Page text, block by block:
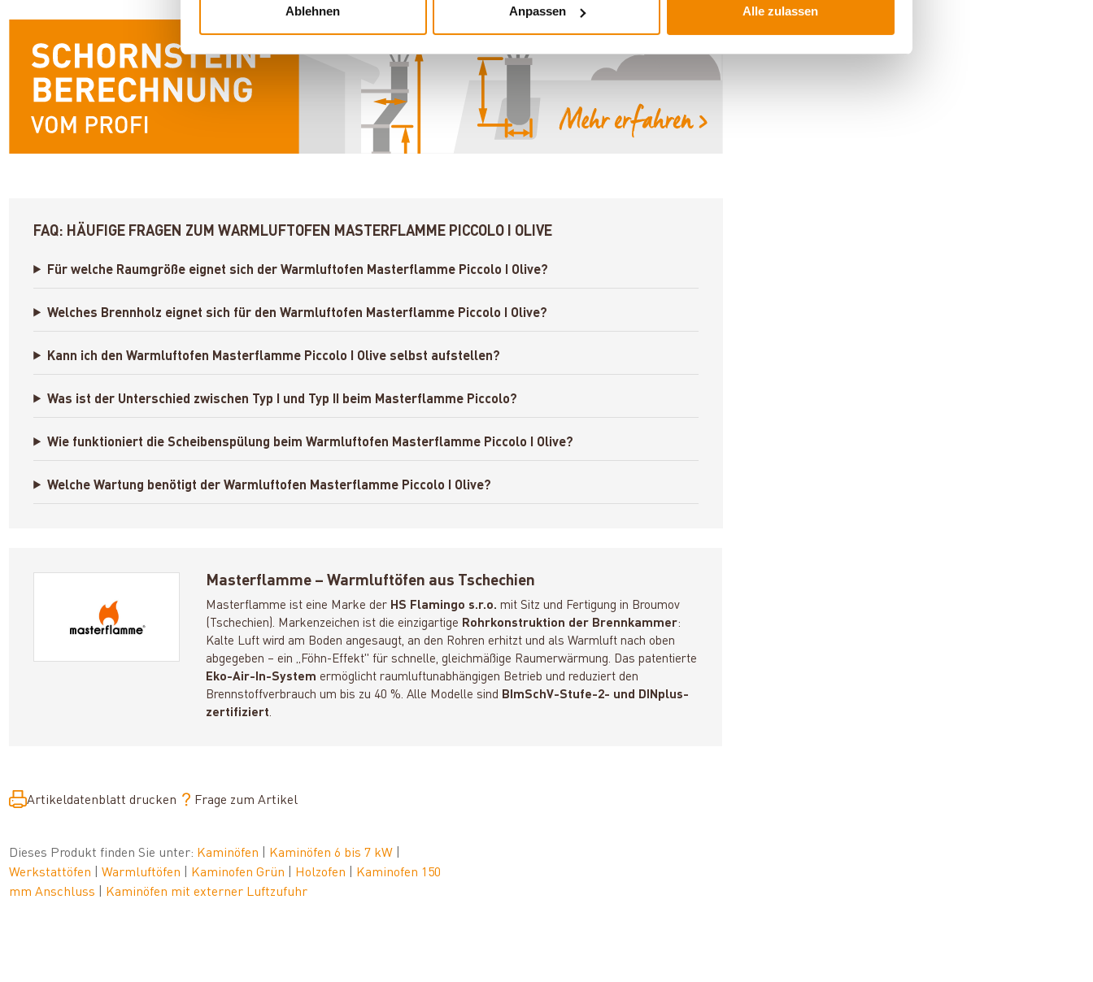
Ablehnen Anpassen Alle zulassen
FAQ: HÄUFIGE FRAGEN ZUM WARMLUFTOFEN MASTERFLAMME PICCOLO I OLIVE
Für welche Raumgröße eignet sich der Warmluftofen Masterflamme Piccolo I Olive?
Welches Brennholz eignet sich für den Warmluftofen Masterflamme Piccolo I Olive?
Kann ich den Warmluftofen Masterflamme Piccolo I Olive selbst aufstellen?
Was ist der Unterschied zwischen Typ I und Typ II beim Masterflamme Piccolo?
Wie funktioniert die Scheibenspülung beim Warmluftofen Masterflamme Piccolo I Olive?
Welche Wartung benötigt der Warmluftofen Masterflamme Piccolo I Olive?
Masterflamme – Warmluftöfen aus Tschechien
Masterflamme ist eine Marke der HS Flamingo s.r.o. mit Sitz und Fertigung in Broumov
(Tschechien). Markenzeichen ist die einzigartige Rohrkonstruktion der Brennkammer:
Kalte Luft wird am Boden angesaugt, an den Rohren erhitzt und als Warmluft nach oben
abgegeben – ein „Föhn-Effekt" für schnelle, gleichmäßige Raumerwärmung. Das patentierte
Eko-Air-In-System ermöglicht raumluftunabhängigen Betrieb und reduziert den
Brennstoffverbrauch um bis zu 40 %. Alle Modelle sind BImSchV-Stufe-2- und DINplus-
zertifiziert.
Artikeldatenblatt drucken Frage zum Artikel
Dieses Produkt finden Sie unter: Kaminöfen Kaminöfen 6 bis 7 kW
Werkstattöfen
|Warmluftöfen Kaminofen Grün Holzofen
Kaminofen 150
mm Anschluss
Kaminöfen mit externer Luftzufuhr